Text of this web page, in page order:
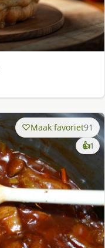
Maak favoriet91
👍1